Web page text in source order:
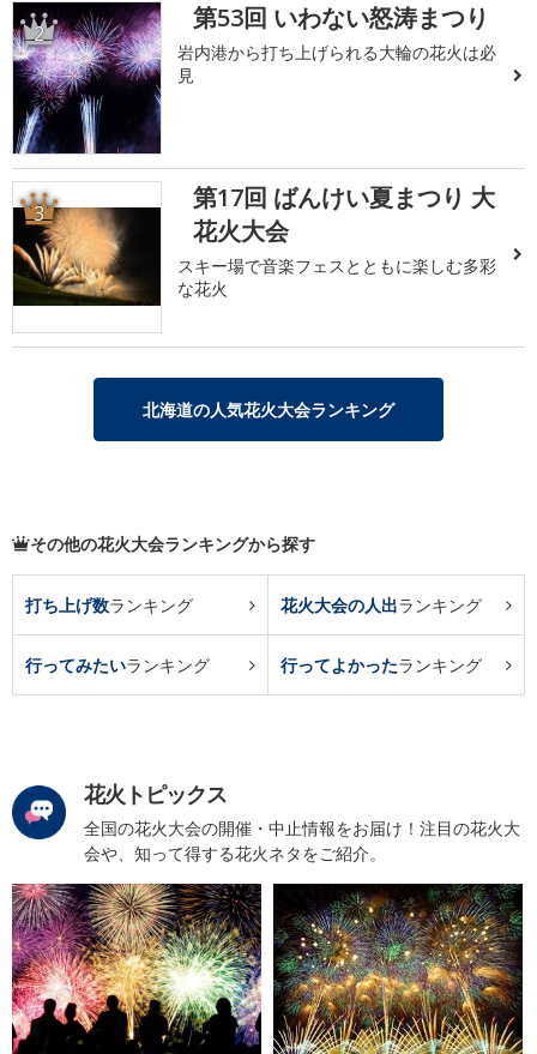
2 第53回 いわない怒涛まつり
岩内港から打ち上げられる大輪の花火は必
見
3
第17回 ばんけい夏まつり 大
花火大会
スキー場で音楽フェスとともに楽しむ多彩
な花火
北海道の人気花火大会ランキング
その他の花火大会ランキングから探す
打ち上げ数ランキング 花火大会の人出ランキング
行ってみたいランキング 行ってよかったランキング
花火トピックス
全国の花火大会の開催・中止情報をお届け！注目の花火大
会や、知って得する花火ネタをご紹介。